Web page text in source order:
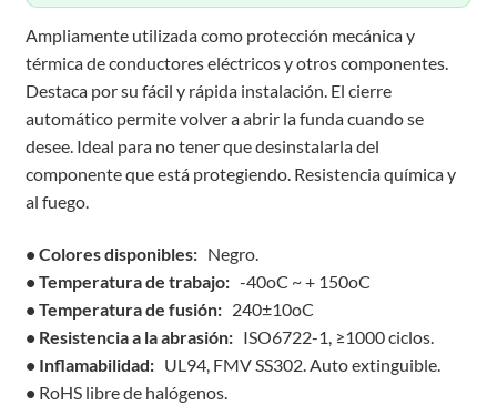
Ampliamente utilizada como protección mecánica y
térmica de conductores eléctricos y otros componentes.
Destaca por su fácil y rápida instalación. El cierre
automático permite volver a abrir la funda cuando se
desee. Ideal para no tener que desinstalarla del
componente que está protegiendo. Resistencia química y
al fuego.
• Colores disponibles:Negro.
• Temperatura de trabajo: -40oC ~ + 150oC
• Temperatura de fusión: 240±10oC
• Resistencia a la abrasión: ISO6722-1, ≥1000 ciclos.
• Inflamabilidad: UL94, FMV SS302. Auto extinguible.
• RoHS libre de halógenos.